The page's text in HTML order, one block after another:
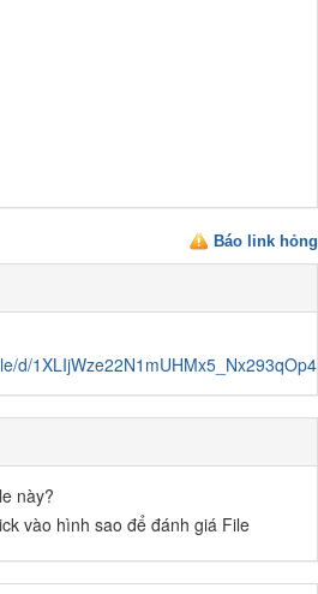
Báo link hỏng
d/
này?
vào hình sao để đánh giá File